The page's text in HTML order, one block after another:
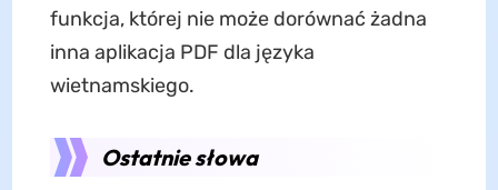
funkcja, której nie może dorównać żadna
inna aplikacja PDF dla języka
wietnamskiego.
Ostatnie słowa